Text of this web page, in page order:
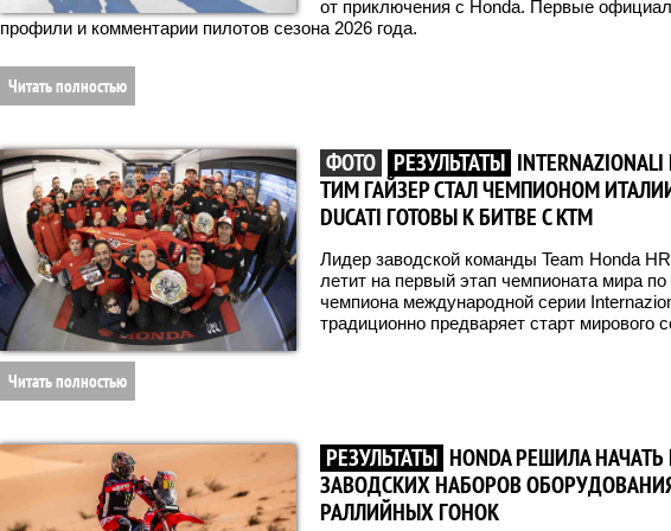
от приключения с Honda. Первые
профили и комментарии пилотов сезона 2026 года.
Читать полностью
ФОТО РЕЗУЛЬТАТЫ
ТИМ ГАЙЗЕР СТАЛ ЧЕМПИОНОМ
DUCATI ГОТОВЫ К БИТВЕ С KTM
Лидер заводской команды Team Honda
летит на первый этап чемпионата мира по
чемпиона международной серии
традиционно предваряет старт мирового
Читать полностью
РЕЗУЛЬТАТЫ HONDA РЕШИЛА
ЗАВОДСКИХ НАБОРОВ ОБОРУДОВАНИЯ
РАЛЛИЙНЫХ ГОНОК